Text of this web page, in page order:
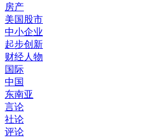
房产
美国股市
中小企业
起步创新
财经人物
国际
中国
东南亚
言论
社论
评论